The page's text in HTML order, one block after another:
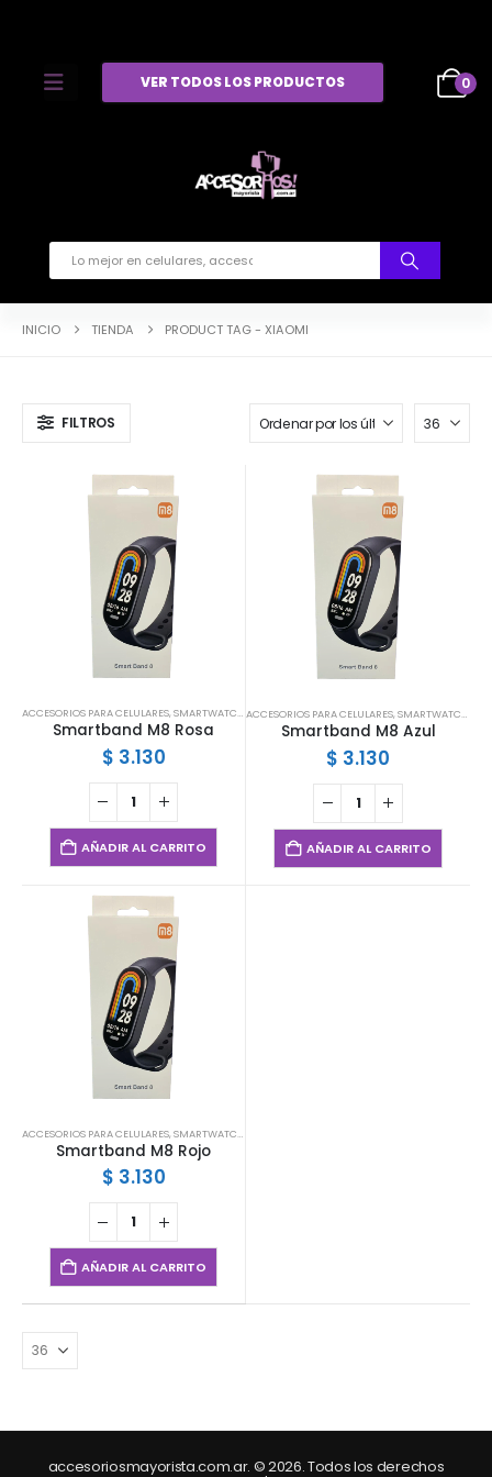
VER TODOS LOS PRODUCTOS 0
INICIO TIENDA PRODUCT TAG - XIAOMI
FILTROS
ACCESORIOS PARA CELULARES,SMARTWATCHES ,SMARTWATCHES Y MALLAS
Smartband M8 Rosa
$ 3.130
AÑADIR AL CARRITO
ACCESORIOS PARA CELULARES,SMARTWATCHES
Smartband M8 Azul
$ 3.130
AÑADIR AL CARRITO
ACCESORIOS PARA CELULARES,SMARTWATCHES
Smartband M8 Rojo
$ 3.130
AÑADIR AL CARRITO
accesoriosmayorista.com.ar. © 2026. Todos los derechos